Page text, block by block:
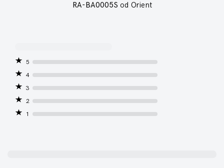
RA-BA0005S od Orient
5
4
3
2
1